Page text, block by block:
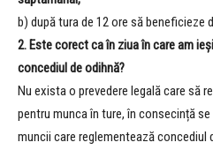
b) după tura de 12 ore să beneficieze
2. Este corect ca în ziua în care am
concediul de odihnă?
Nu exista o prevedere legală care să
pentru munca în ture, în consecință
muncii care reglementează concediul